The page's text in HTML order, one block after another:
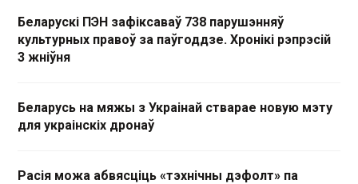
Беларускі ПЭН зафіксаваў 738 парушэнняў
культурных правоў за паўгоддзе. Хронікі рэпрэсій
3 жніўня
Беларусь на мяжы з Украінай стварае новую мэту
для украінскіх дронаў
Расія можа абвясціць «тэхнічны дэфолт» па